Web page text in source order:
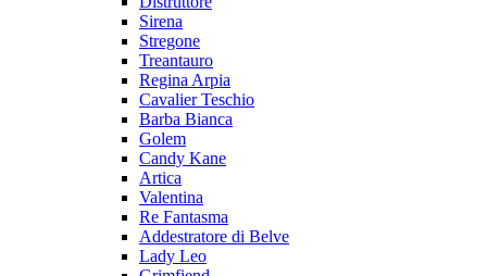
Sirena
Stregone
Treantauro
Regina Arpia
Cavalier Teschio
Barba Bianca
Golem
Candy Kane
Artica
Valentina
Re Fantasma
Addestratore di Belve
Lady Leo